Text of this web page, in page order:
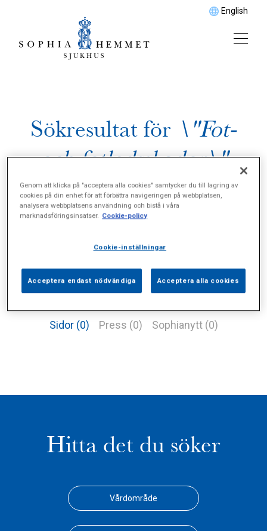
English
Sökresultat för \"Fot-
och fotledsskador\"
Sidor (0) Press (0) Sophianytt (0)
Hitta det du söker
Vårdområde
Genom att klicka på "acceptera alla cookies" samtycker du till lagring av
cookies på din enhet för att förbättra navigeringen på webbplatsen,
analysera webbplatsens användning och bistå i våra
marknadsföringsinsatser. Cookie-policy
Cookie-inställningar
Acceptera endast nödvändiga Acceptera alla cookies